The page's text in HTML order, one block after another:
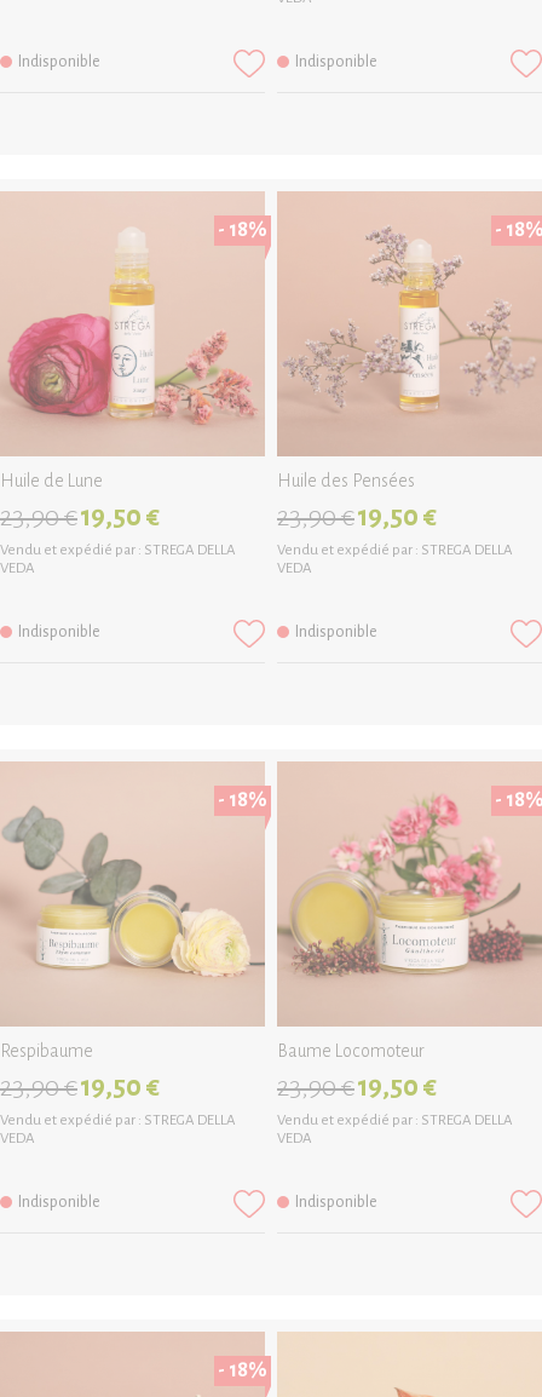
Indisponible Indisponible
- 18%
Huile de Lune
23,90 €19,50 €
Vendu et expédié par : STREGA DELLA
VEDA
Indisponible
-
Huile des Pensées
23,90 €19,50 €
Vendu et expédié par : STREGA DELLA
VEDA
Indisponible
- 18%
Respibaume
23,90 €19,50 €
Vendu et expédié par : STREGA DELLA
VEDA
Indisponible
-
Baume Locomoteur
23,90 €19,50 €
Vendu et expédié par : STREGA DELLA
VEDA
Indisponible
- 18%